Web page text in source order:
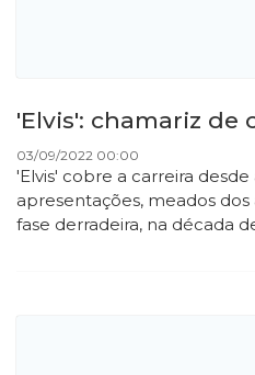
'Elvis': chamariz de
03/09/2022 00:00
'Elvis' cobre a carreira desde
apresentações, meados
fase derradeira, na década